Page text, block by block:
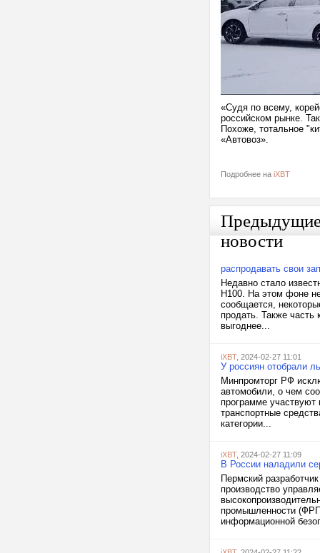
«Судя по всему,
российском рынке.
Похоже, тотальное
«Автовоз».
Подробнее на iXBT
новости
распродавать свои
Недавно стало
H100. На этом фоне
сообщается,
продать. Также
выгоднее...
iXBT, 2024-02-27 11:01
У россиян отобрали
Минпромторг РФ
автомобили, о чем
программе участвуют
транспортные
категории...
iXBT, 2024-02-27 11:09
В России наладили
Пермский
производство
промышленности
информационной